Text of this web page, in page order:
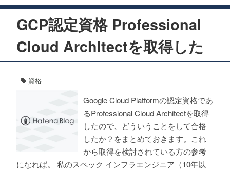
GCP認定資格 Professional
Cloud Architectを取得した
資格
Google Cloud Platformの認定資格であ
るProfessional Cloud Architectを取得
したので、どういうことをして合格
したか？をまとめておきます。これ
から取得を検討されている方の参考
になれば。 私のスペック インフラエンジニア（10年以